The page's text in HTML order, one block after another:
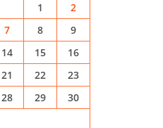
1
2
7 8
9
14 15
16
21 22
23
28 29
30